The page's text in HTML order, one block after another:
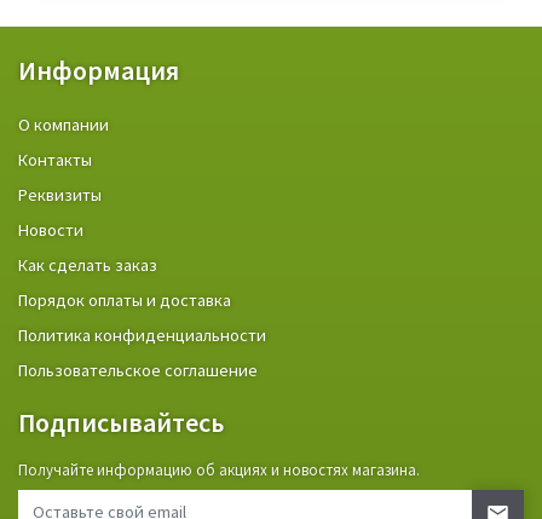
Информация
О компании
Контакты
Реквизиты
Новости
Как сделать заказ
Порядок оплаты и доставка
Политика конфиденциальности
Пользовательское соглашение
Подписывайтесь
Получайте информацию об акциях и новостях магазина.